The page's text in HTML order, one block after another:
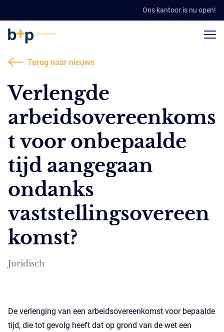
Ons kantoor is nu open!
Terug naar nieuws
Verlengde
arbeidsovereenkoms
t voor onbepaalde
tijd aangegaan
ondanks
vaststellingsovereen
komst?
Juridisch
De verlenging van een arbeidsovereenkomst voor bepaalde
tijd, die tot gevolg heeft dat op grond van de wet een